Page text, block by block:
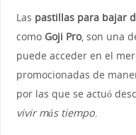
Las pastillas para bajar
como Goji Pro, son una
puede acceder en el
promocionadas de
por las que se actuó
vivir más tiempo.